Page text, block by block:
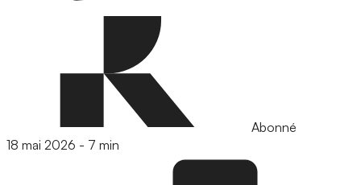
Abonné
18 mai 2026 - 7 min